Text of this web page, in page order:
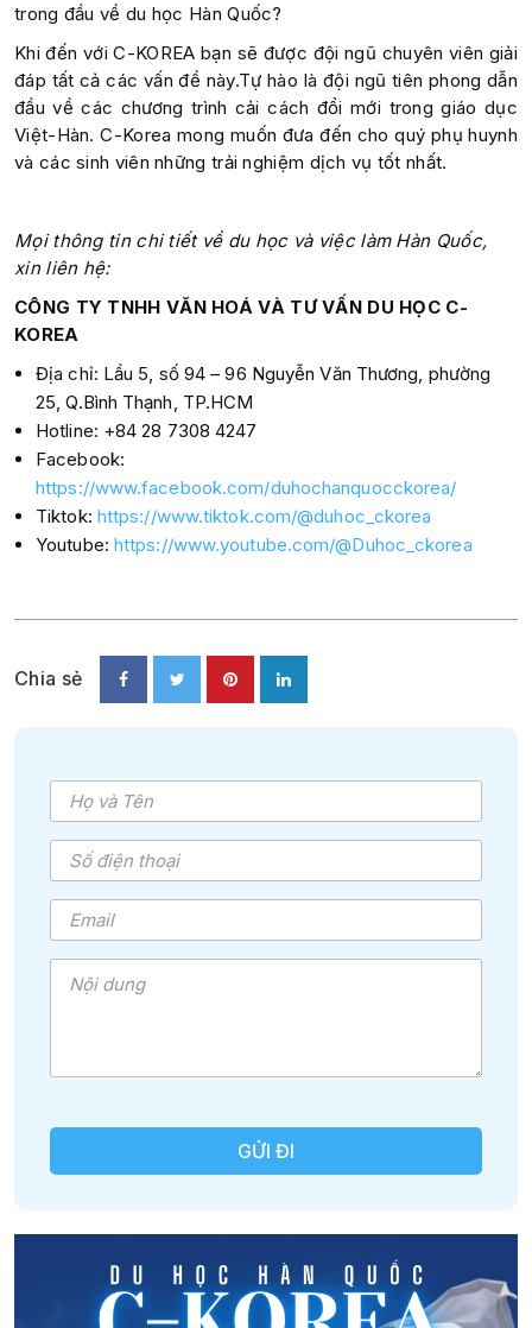
trong đầu về du học Hàn Quốc?
Khi đến với C-KOREA bạn sẽ được đội ngũ chuyên viên giải
đáp tất cả các vấn đề này.Tự hào là đội ngũ tiên phong dẫn
đầu về các chương trình cải cách đổi mới trong giáo dục
Việt-Hàn. C-Korea mong muốn đưa đến cho quý phụ huynh
và các sinh viên những trải nghiệm dịch vụ tốt nhất.
Mọi thông tin chi tiết về du học và việc làm Hàn Quốc,
xin liên hệ:
CÔNG TY TNHH VĂN HOÁ VÀ TƯ VẤN DU HỌC C-
KOREA
Địa chỉ: Lầu 5, số 94 – 96 Nguyễn Văn Thương, phường
25, Q.Bình Thạnh, TP.HCM
Hotline: +84 28 7308 4247
Facebook:
https://www.facebook.com/duhochanquocckorea/
Tiktok: https://www.tiktok.com/@duhoc_ckorea
Youtube: https://www.youtube.com/@Duhoc_ckorea
Chia sẻ